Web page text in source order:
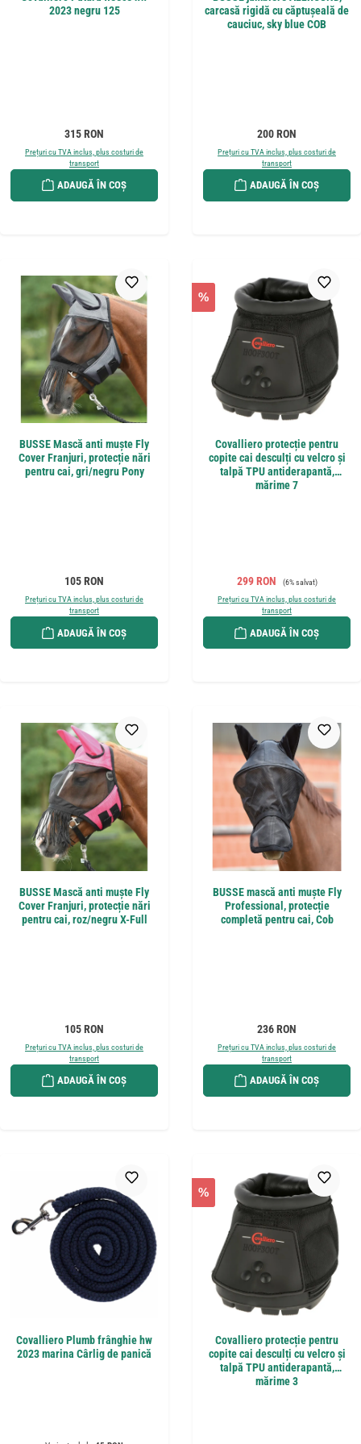
2023 negru 125
Preț obișnuit:
315 RON
Prețuri cu TVA inclus, plus costuri de
transport
ADAUGĂ ÎN COȘ
carcasă rigidă cu căptușeală de
cauciuc, sky blue COB
Preț obișnuit:
200 RON
Prețuri cu TVA inclus, plus costuri de
transport
ADAUGĂ ÎN COȘ
BUSSE Mască anti muște Fly
Cover Franjuri, protecție nări
pentru cai, gri/negru Pony
Preț obișnuit:
105 RON
Prețuri cu TVA inclus, plus costuri de
transport
ADAUGĂ ÎN COȘ
%
Covalliero protecție pentru
copite cai desculți cu velcro și
talpă TPU antiderapantă,
mărime 7
Preț de vânzare:
299 RON Preț obișnuit:
(6% salvat)
Prețuri cu TVA inclus, plus costuri de
transport
ADAUGĂ ÎN COȘ
BUSSE Mască anti muște Fly
Cover Franjuri, protecție nări
pentru cai, roz/negru X-Full
Preț obișnuit:
105 RON
Prețuri cu TVA inclus, plus costuri de
transport
ADAUGĂ ÎN COȘ
BUSSE mască anti muște Fly
Professional, protecție
completă pentru cai, Cob
Preț obișnuit:
236 RON
Prețuri cu TVA inclus, plus costuri de
transport
ADAUGĂ ÎN COȘ
Covalliero Plumb frânghie hw
2023 marina Cârlig de panică
%
Covalliero protecție pentru
copite cai desculți cu velcro și
talpă TPU antiderapantă,
mărime 3